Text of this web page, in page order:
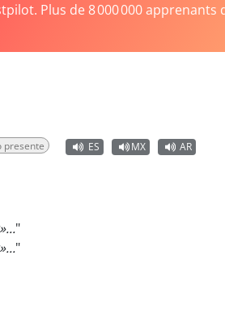
Plus de 8 000 000 apprenants
presente ES MX AR
"
"